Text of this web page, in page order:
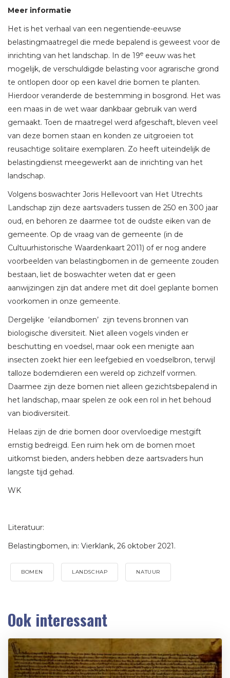
Meer informatie
Het is het verhaal van een negentiende-eeuwse
belastingmaatregel die mede bepalend is geweest voor de
inrichting van het landschap. In de 19e eeuw was het
mogelijk, de verschuldigde belasting voor agrarische grond
te ontlopen door op een kavel drie bomen te planten.
Hierdoor veranderde de bestemming in bosgrond. Het was
een maas in de wet waar dankbaar gebruik van werd
gemaakt. Toen de maatregel werd afgeschaft, bleven veel
van deze bomen staan en konden ze uitgroeien tot
reusachtige solitaire exemplaren. Zo heeft uiteindelijk de
belastingdienst meegewerkt aan de inrichting van het
landschap.
Volgens boswachter Joris Hellevoort van Het Utrechts
Landschap zijn deze aartsvaders tussen de 250 en 300 jaar
oud, en behoren ze daarmee tot de oudste eiken van de
gemeente. Op de vraag van de gemeente (in de
Cultuurhistorische Waardenkaart 2011) of er nog andere
voorbeelden van belastingbomen in de gemeente zouden
bestaan, liet de boswachter weten dat er geen
aanwijzingen zijn dat andere met dit doel geplante bomen
voorkomen in onze gemeente.
Dergelijke ‘eilandbomen’ zijn tevens bronnen van
biologische diversiteit. Niet alleen vogels vinden er
beschutting en voedsel, maar ook een menigte aan
insecten zoekt hier een leefgebied en voedselbron, terwijl
talloze bodemdieren een wereld op zichzelf vormen.
Daarmee zijn deze bomen niet alleen gezichtsbepalend in
het landschap, maar spelen ze ook een rol in het behoud
van biodiversiteit.
Helaas zijn de drie bomen door overvloedige mestgift
ernstig bedreigd. Een ruim hek om de bomen moet
uitkomst bieden, anders hebben deze aartsvaders hun
langste tijd gehad.
WK
Literatuur:
Belastingbomen, in: Vierklank, 26 oktober 2021.
BOMEN LANDSCHAP NATUUR
Ook interessant